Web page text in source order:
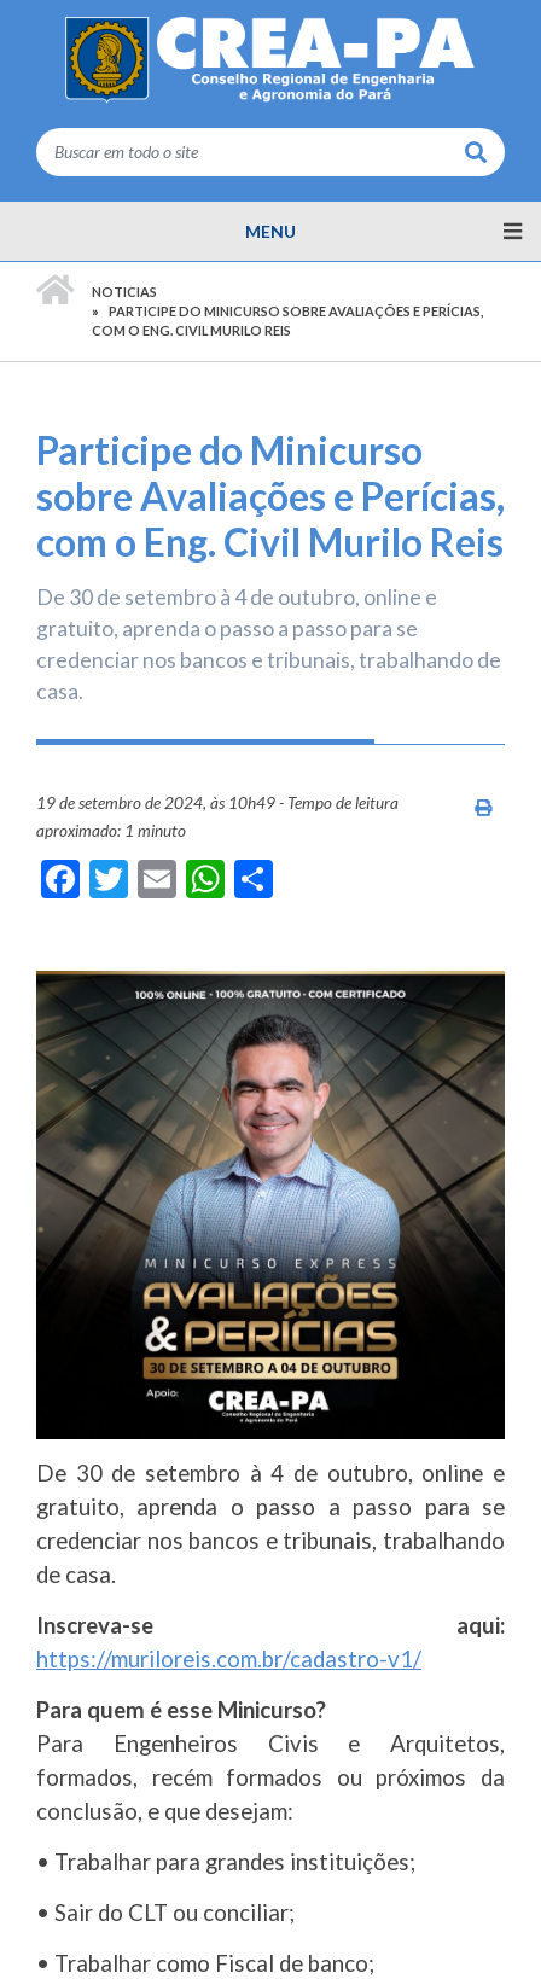
Buscar
MENU
NOTICIAS
PARTICIPE DO MINICURSO SOBRE AVALIAÇÕES E PERÍCIAS,
COM O ENG. CIVIL MURILO REIS
Participe do Minicurso
sobre Avaliações e Perícias,
com o Eng. Civil Murilo Reis
De 30 de setembro à 4 de outubro, online e
gratuito, aprenda o passo a passo para se
credenciar nos bancos e tribunais, trabalhando de
casa.
19 de setembro de 2024, às 10h49 - Tempo de leitura
aproximado: 1 minuto
Facebook
Twitter
EmailWhatsApp
De 30 de setembro à 4 de outubro, online e
gratuito, aprenda o passo a passo para se
credenciar nos bancos e tribunais, trabalhando
de casa.
Inscreva-se aqui:
https://muriloreis.com.br/cadastro-v1/
Para quem é esse Minicurso?
Para Engenheiros Civis e Arquitetos,
formados, recém formados ou próximos da
conclusão, e que desejam:
• Trabalhar para grandes instituições;
• Sair do CLT ou conciliar;
• Trabalhar como Fiscal de banco;